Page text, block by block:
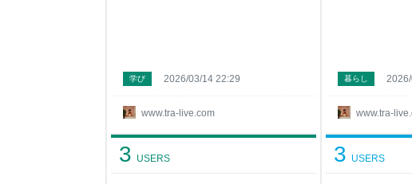
www.tra-live.com
学び 2026/03/14 22:29
www.tra-
暮らし
3 USERS 3 USERS